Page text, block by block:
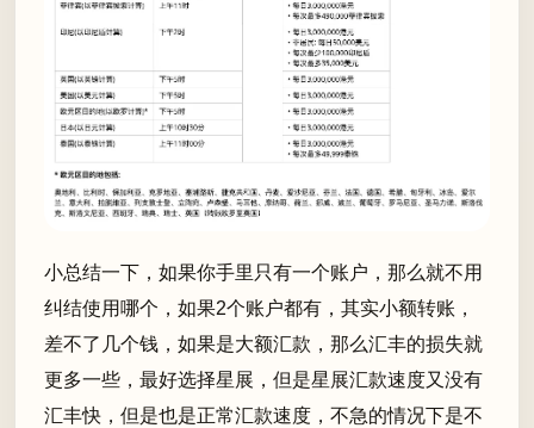
小总结一下，如果你手里只有一个账户，那么就不用
纠结使用哪个，如果2个账户都有，其实小额转账，
差不了几个钱，如果是大额汇款，那么汇丰的损失就
更多一些，最好选择星展，但是星展汇款速度又没有
汇丰快，但是也是正常汇款速度，不急的情况下是不